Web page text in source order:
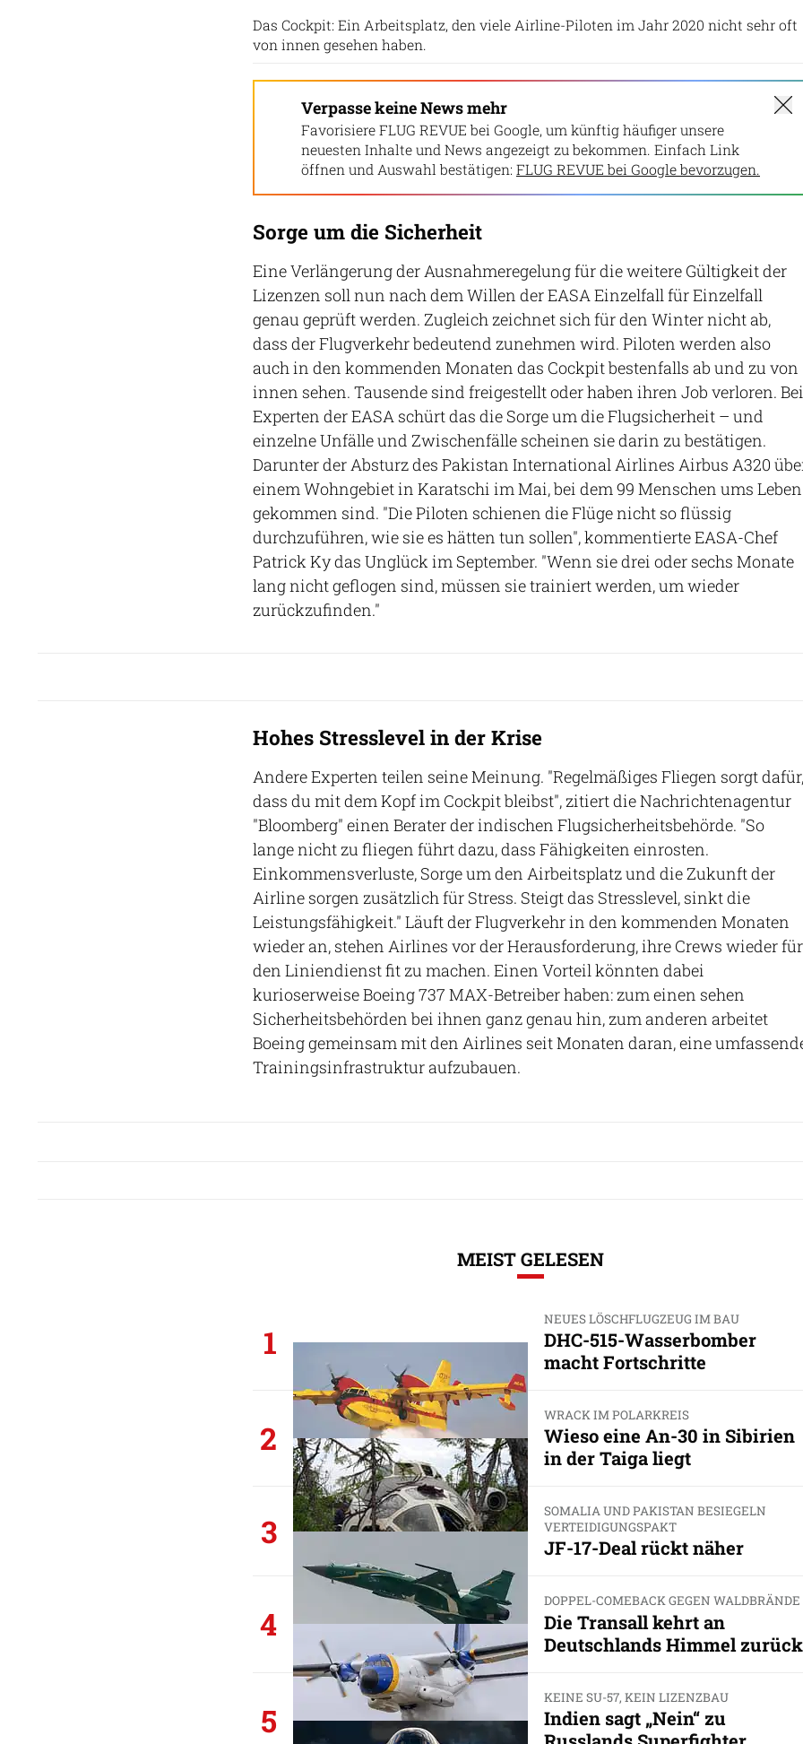
Das Cockpit: Ein Arbeitsplatz, den viele Airline-Piloten im Jahr 2020 nicht sehr oft
von innen gesehen haben.
Verpasse keine News mehr
Favorisiere FLUG REVUE bei Google, um künftig häufiger unsere
neuesten Inhalte und News angezeigt zu bekommen. Einfach Link
öffnen und Auswahl bestätigen: FLUG REVUE bei Google bevorzugen.
Sorge um die Sicherheit
Eine Verlängerung der Ausnahmeregelung für die weitere Gültigkeit der
Lizenzen soll nun nach dem Willen der EASA Einzelfall für Einzelfall
genau geprüft werden. Zugleich zeichnet sich für den Winter nicht ab,
dass der Flugverkehr bedeutend zunehmen wird. Piloten werden also
auch in den kommenden Monaten das Cockpit bestenfalls ab und zu von
innen sehen. Tausende sind freigestellt oder haben ihren Job verloren. Bei
Experten der EASA schürt das die Sorge um die Flugsicherheit – und
einzelne Unfälle und Zwischenfälle scheinen sie darin zu bestätigen.
Darunter der Absturz des Pakistan International Airlines Airbus A320
einem Wohngebiet in Karatschi im Mai, bei dem 99 Menschen ums Leben
gekommen sind. "Die Piloten schienen die Flüge nicht so flüssig
durchzuführen, wie sie es hätten tun sollen", kommentierte EASA-Chef
Patrick Ky das Unglück im September. "Wenn sie drei oder sechs Monate
lang nicht geflogen sind, müssen sie trainiert werden, um wieder
zurückzufinden."
Hohes Stresslevel in der Krise
Andere Experten teilen seine Meinung. "Regelmäßiges Fliegen sorgt dafür,
dass du mit dem Kopf im Cockpit bleibst", zitiert die Nachrichtenagentur
"Bloomberg" einen Berater der indischen Flugsicherheitsbehörde. "So
lange nicht zu fliegen führt dazu, dass Fähigkeiten einrosten.
Einkommensverluste, Sorge um den Airbeitsplatz und die Zukunft der
Airline sorgen zusätzlich für Stress. Steigt das Stresslevel, sinkt die
Leistungsfähigkeit." Läuft der Flugverkehr in den kommenden Monaten
wieder an, stehen Airlines vor der Herausforderung, ihre Crews wieder für
den Liniendienst fit zu machen. Einen Vorteil könnten dabei
kurioserweise Boeing 737 MAX-Betreiber haben: zum einen sehen
Sicherheitsbehörden bei ihnen ganz genau hin, zum anderen arbeitet
Boeing gemeinsam mit den Airlines seit Monaten daran, eine
Trainingsinfrastruktur aufzubauen.
MEIST GELESEN
1
NEUES LÖSCHFLUGZEUG IM BAU
DHC-515-Wasserbomber
macht Fortschritte
2
WRACK IM POLARKREIS
Wieso eine An-30 in Sibirien
in der Taiga liegt
3
SOMALIA UND PAKISTAN BESIEGELN
VERTEIDIGUNGSPAKT
JF-17-Deal rückt näher
4
DOPPEL-COMEBACK GEGEN WALDBRÄNDE
Die Transall kehrt an
Deutschlands Himmel
5
KEINE SU-57, KEIN LIZENZBAU
Indien sagt „Nein“ zu